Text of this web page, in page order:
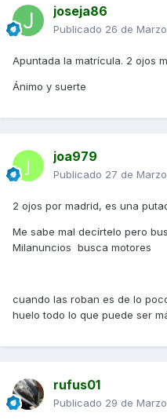
joseja86
Publicado 26 de
Apuntada la matrícula. 2 ojos
Ánimo y suerte
joa979
Publicado 27 de
2 ojos por madrid, es una
Me sabe mal decírtelo pero
Milanuncios busca motores
cuando las roban es de lo
huelo todo lo que puede ser
rufus01
Publicado 29 de